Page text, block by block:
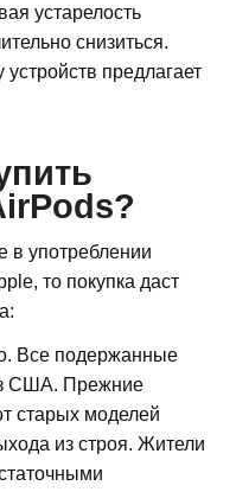
устарелость
снизиться.
предлагает
в употреблении
то покупка даст
Все подержанные
США. Прежние
старых моделей
из строя. Жители